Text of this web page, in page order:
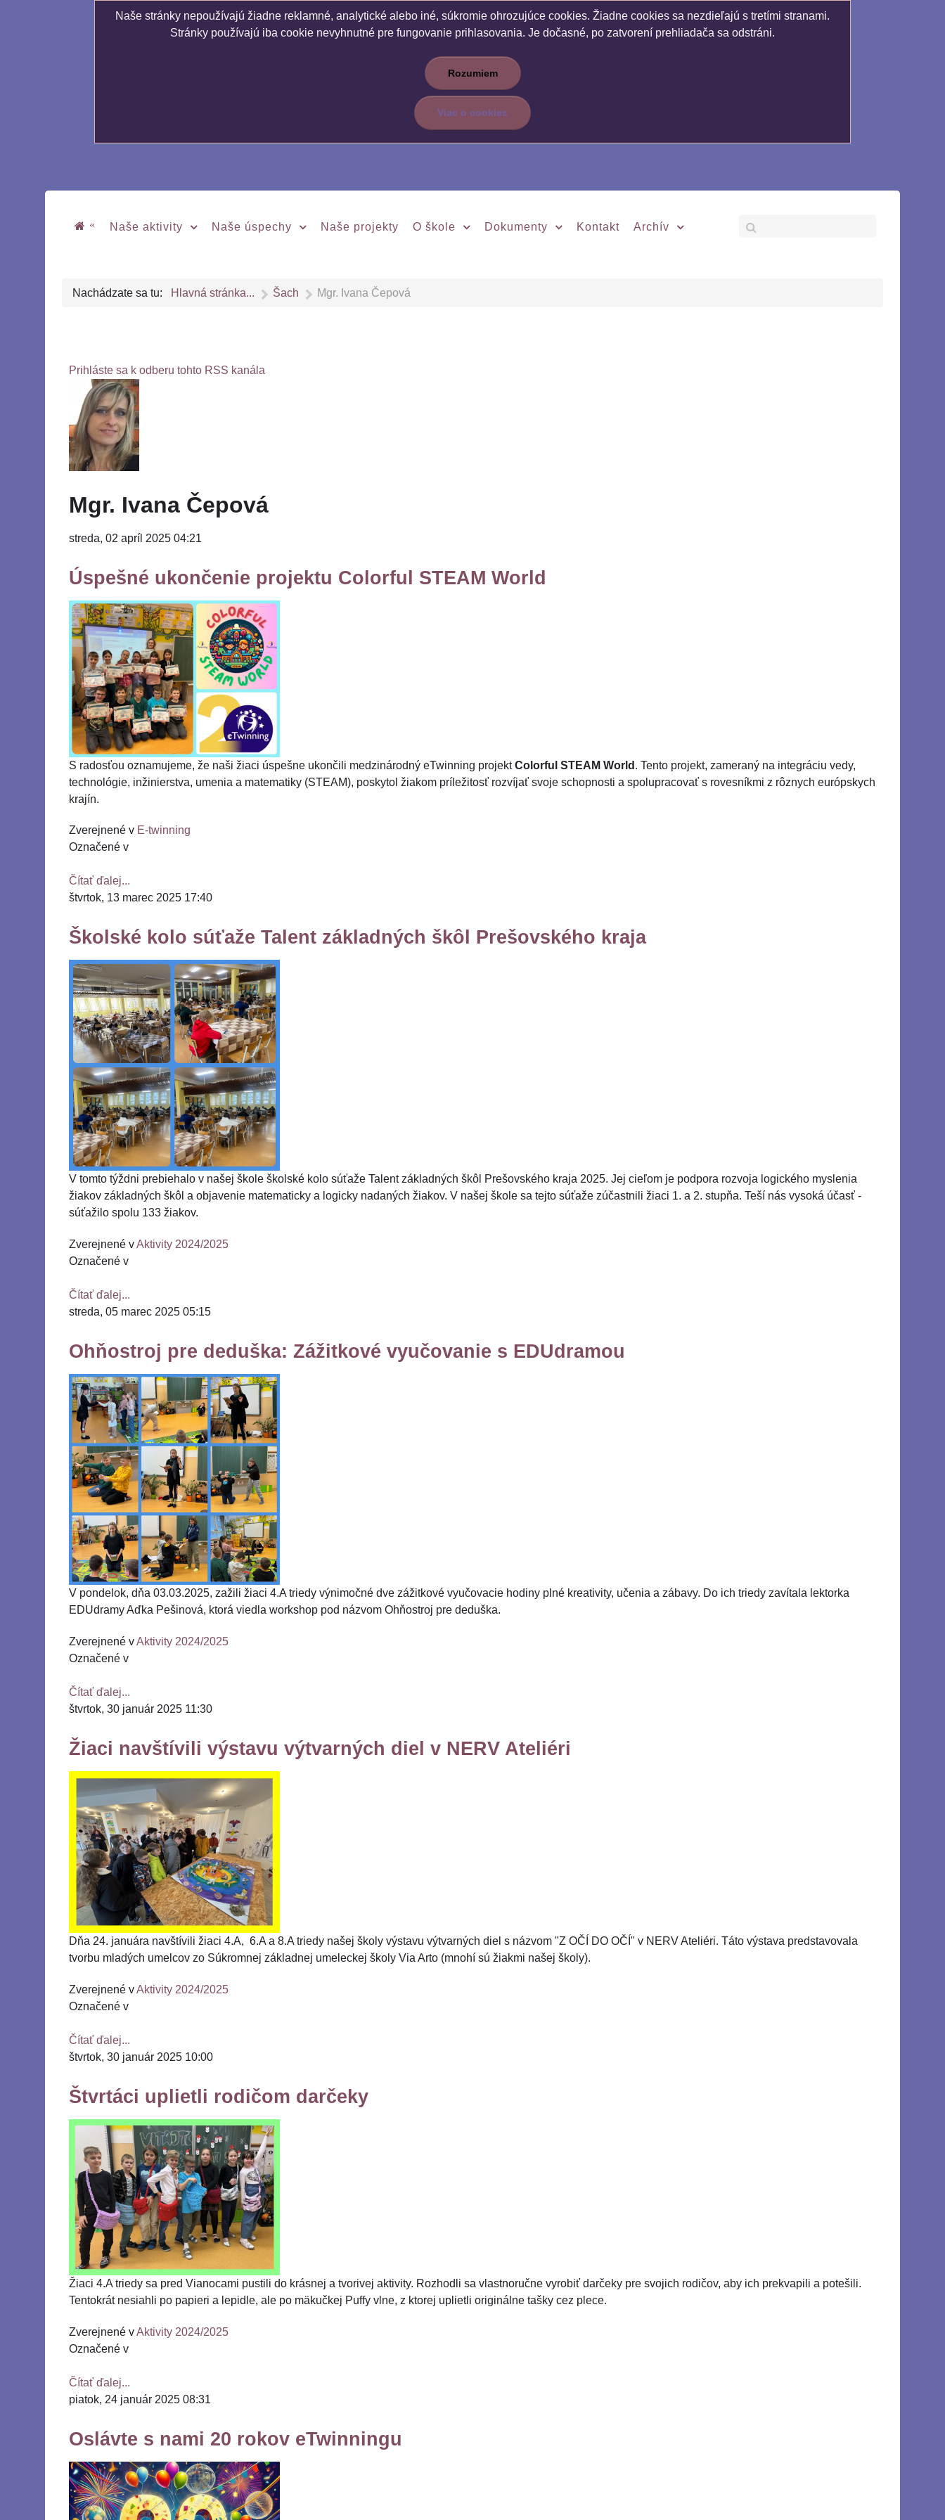
Naše stránky nepoužívajú žiadne reklamné, analytické alebo iné, súkromie ohrozujúce cookies. Žiadne cookies sa nezdieľajú s tretími stranami.
Stránky používajú iba cookie nevyhnutné pre fungovanie prihlasovania. Je dočasné, po zatvorení prehliadača sa odstráni.
Rozumiem
Viac o cookies
« Naše aktivity Naše úspechy Naše projekty O škole Dokumenty Kontakt Archív
Nachádzate sa tu: Hlavná stránka... Šach Mgr. Ivana Čepová
Prihláste sa k odberu tohto RSS kanála
Mgr. Ivana Čepová
streda, 02 apríl 2025 04:21
Úspešné ukončenie projektu Colorful STEAM World
S radosťou oznamujeme, že naši žiaci úspešne ukončili medzinárodný eTwinning projektColorful STEAM World . Tento projekt, zameraný na integráciu vedy,
technológie, inžinierstva, umenia a matematiky (STEAM), poskytol žiakom príležitosť rozvíjať svoje schopnosti a spolupracovať s rovesníkmi z rôznych európskych
krajín.
Zverejnené v E-twinning
Označené v
Čítať ďalej...
štvrtok, 13 marec 2025 17:40
Školské kolo súťaže Talent základných škôl Prešovského kraja
V tomto týždni prebiehalo v našej škole školské kolo súťaže Talent základných škôl Prešovského kraja 2025. Jej cieľom je podpora rozvoja logického myslenia
žiakov základných škôl a objavenie matematicky a logicky nadaných žiakov. V našej škole sa tejto súťaže zúčastnili žiaci 1. a 2. stupňa. Teší nás vysoká účasť -
súťažilo spolu 133 žiakov.
Zverejnené vAktivity 2024/2025
Označené v
Čítať ďalej...
streda, 05 marec 2025 05:15
Ohňostroj pre deduška: Zážitkové vyučovanie s EDUdramou
V pondelok, dňa 03.03.2025, zažili žiaci 4.A triedy výnimočné dve zážitkové vyučovacie hodiny plné kreativity, učenia a zábavy. Do ich triedy zavítala lektorka
EDUdramy Aďka Pešinová, ktorá viedla workshop pod názvom Ohňostroj pre deduška.
Zverejnené vAktivity 2024/2025
Označené v
Čítať ďalej...
štvrtok, 30 január 2025 11:30
Žiaci navštívili výstavu výtvarných diel v NERV Ateliéri
Dňa 24. januára navštívili žiaci 4.A, 6.A a 8.A triedy našej školy výstavu výtvarných diel s názvom "Z OČÍ DO OČÍ" v NERV Ateliéri. Táto výstava predstavovala
tvorbu mladých umelcov zo Súkromnej základnej umeleckej školy Via Arto (mnohí sú žiakmi našej školy).
Zverejnené vAktivity 2024/2025
Označené v
Čítať ďalej...
štvrtok, 30 január 2025 10:00
Štvrtáci uplietli rodičom darčeky
Žiaci 4.A triedy sa pred Vianocami pustili do krásnej a tvorivej aktivity. Rozhodli sa vlastnoručne vyrobiť darčeky pre svojich rodičov, aby ich prekvapili a potešili.
Tentokrát nesiahli po papieri a lepidle, ale po mäkučkej Puffy vlne, z ktorej uplietli originálne tašky cez plece.
Zverejnené vAktivity 2024/2025
Označené v
Čítať ďalej...
piatok, 24 január 2025 08:31
Oslávte s nami 20 rokov eTwinningu